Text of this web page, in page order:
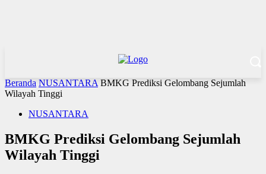
Beranda NUSANTARA BMKG Prediksi Gelombang Sejumlah
Wilayah Tinggi
NUSANTARA
BMKG Prediksi Gelombang Sejumlah
Wilayah Tinggi